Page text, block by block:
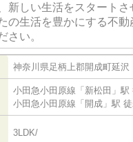
新しい生活をスタート
の生活を豊かにする不
さい。
神奈川県 足柄上郡開成町延沢
小田急小田原線 「 新松田 」
小田急小田原線 「 開成 」駅
3LDK/